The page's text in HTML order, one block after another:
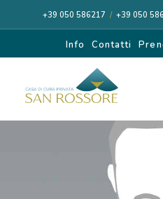
+39 050 586217 / +39 050
Info Contatti